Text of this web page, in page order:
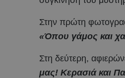
Στην πρώτη
«Όπου γάμος και
Στη δεύτερη,
μας! Κερασιά και